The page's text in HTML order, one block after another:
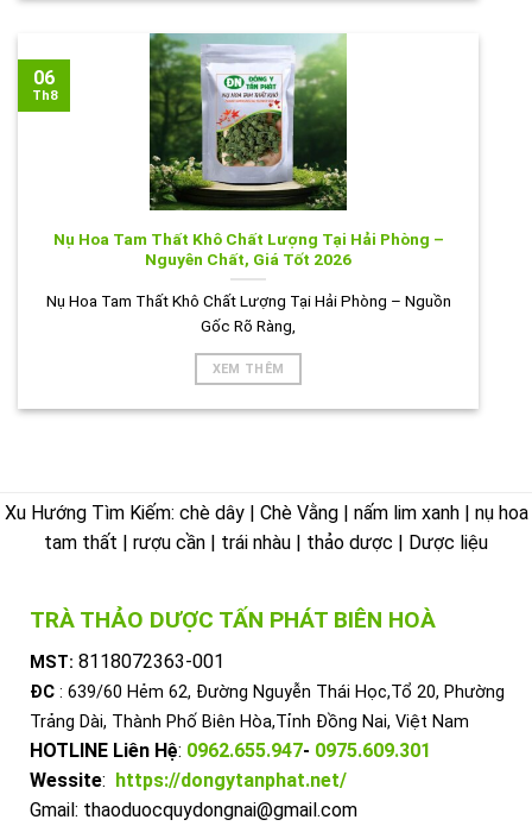
Nụ Hoa Tam Thất Khô Chất Lượng Tại Hải Phòng –
Nguyên Chất, Giá Tốt 2026
Nụ Hoa Tam Thất Khô Chất Lượng Tại Hải Phòng – Nguồn
Gốc Rõ Ràng,
XEM THÊM
06
Th8
Xu Hướng Tìm Kiếm: chè dây | Chè Vằng | nấm lim xanh | nụ hoa
tam thất | rượu cần | trái nhàu | thảo dược | Dược liệu
TRÀ THẢO DƯỢC TẤN PHÁT BIÊN HOÀ
MST: 8118072363-001
ĐC : 639/60 Hẻm 62, Đường Nguyễn Thái Học,Tổ 20, Phường
Trảng Dài, Thành Phố Biên Hòa,Tỉnh Đồng Nai, Việt Nam
HOTLINE Liên Hệ: 0962.655.947- 0975.609.301
Wessite: https://dongytanphat.net/
Gmail: thaoduocquydongnai@gmail.com